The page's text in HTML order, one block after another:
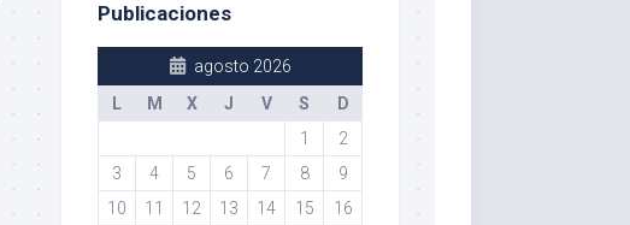
Publicaciones
agosto 2026
L
M X J V S D
1
2
3
4 5 6 7 8
9
10
11 12 13 14 15
16